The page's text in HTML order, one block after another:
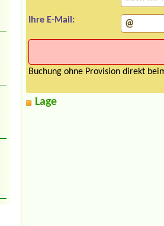
Ihre E-Mail:
Buchung ohne Provision direkt
Lage